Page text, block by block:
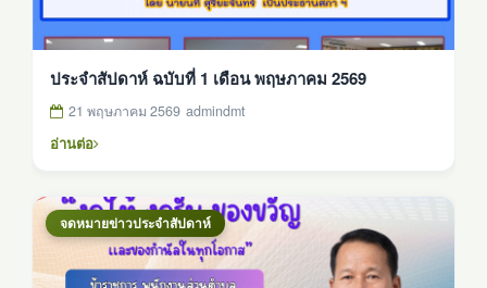
ประจำสัปดาห์ ฉบับที่ 1 เดือน พฤษภาคม 2569
21 พฤษภาคม 2569 admindmt
อ่านต่อ
จดหมายข่าวประจำสัปดาห์